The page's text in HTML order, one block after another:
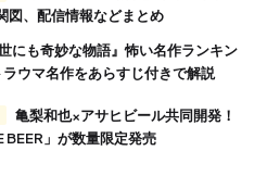
図、配信情報などまとめ
ウマ名作をあらすじ付きで解説
BEER」が数量限定発売